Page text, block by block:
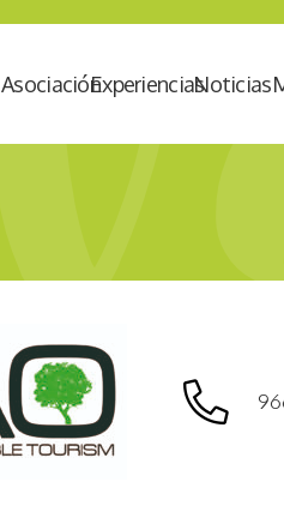
AsociaciónExperienciasNoticias